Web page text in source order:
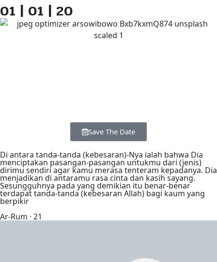
01 | 01 | 20
Save The Date
Di antara tanda-tanda (kebesaran)-Nya ialah bahwa Dia
menciptakan pasangan-pasangan untukmu dari (jenis)
dirimu sendiri agar kamu merasa tenteram kepadanya. Dia
menjadikan di antaramu rasa cinta dan kasih sayang.
Sesungguhnya pada yang demikian itu benar-benar
terdapat tanda-tanda (kebesaran Allah) bagi kaum yang
berpikir
Ar-Rum · 21